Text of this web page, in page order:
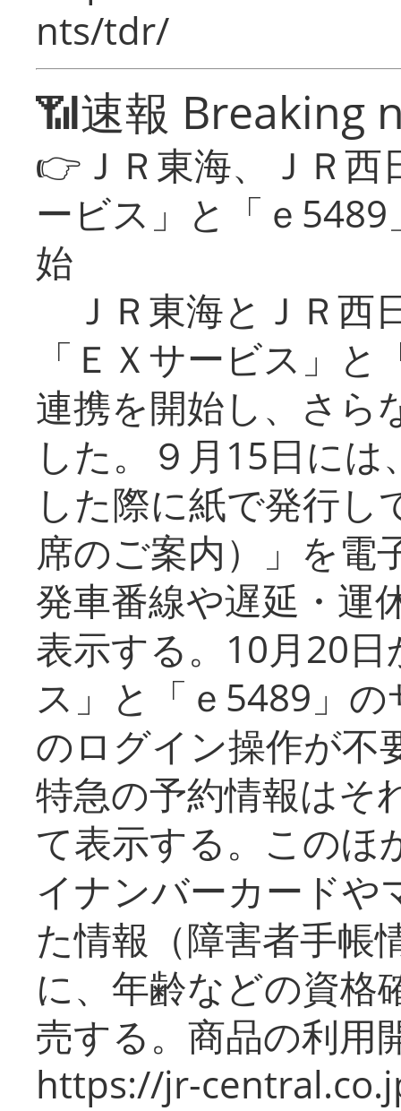
nts/tdr/
📶速報 Breaking
👉ＪＲ東海、ＪＲ
ービス」と「ｅ
始
ＪＲ東海とＪＲ西
「ＥＸサービス」
連携を開始し、さら
した。９月15日に
した際に紙で発行し
席のご案内）」を電
発車番線や遅延・運
表示する。10月20
ス」と「ｅ5489」
のログイン操作が不
特急の予約情報はそ
て表示する。このほ
イナンバーカードや
た情報（障害者手帳
に、年齢などの資格
売する。商品の利用
https://jr-